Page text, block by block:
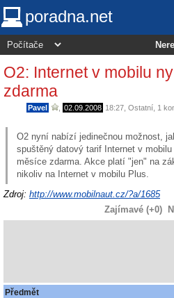
poradna.net
O2: Internet v mobilu
zdarma
Pavel 02.09.2008 18:27 Ostatní , 1
O2 nyní nabízí jedinečnou možnost,
spuštěný datový tarif Internet v
měsíce zdarma. Akce platí "jen" na
nikoliv na Internet v mobilu Plus.
Zdroj: http://www.mobilnaut.cz/?a/1685
Zajímavé (+0)
Předmět